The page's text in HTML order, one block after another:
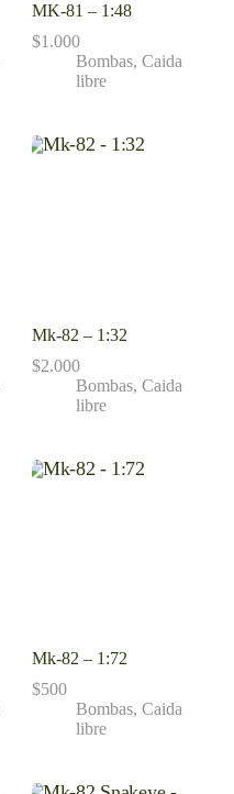
MK-81 – 1:48
$1.000
Bombas, Caida
libre
Mk-82 – 1:32
$2.000
Bombas, Caida
libre
Mk-82 – 1:72
$500
Bombas, Caida
libre